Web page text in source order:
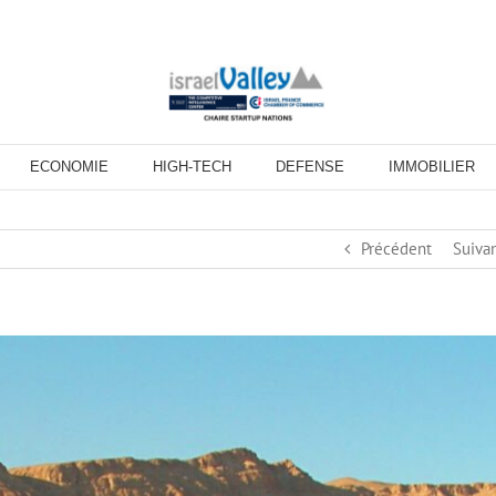
ECONOMIE HIGH-TECH DEFENSE IMMOBILIER
Précédent